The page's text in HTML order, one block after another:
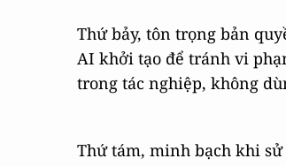
Thứ bảy, tôn trọng bản
AI khởi tạo để tránh vi
trong tác nghiệp, không
Thứ tám, minh bạch khi